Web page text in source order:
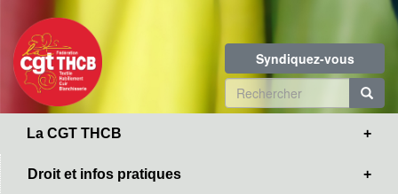
contenu
principal
Syndiquez-vous
Formulaire
de
La CGT THCB
Droit et infos pratiques